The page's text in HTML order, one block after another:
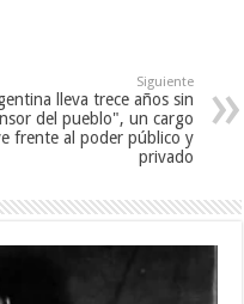
Siguiente
lleva trece años sin
del pueblo", un cargo
frente al poder público y
privado